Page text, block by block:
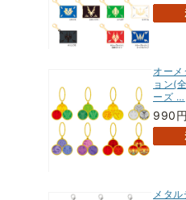
オー
ョン(
ーズ …
990円
メタ